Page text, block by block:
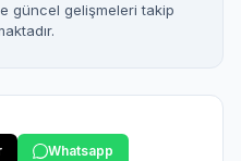
güncel gelişmeleri takip
Whatsapp